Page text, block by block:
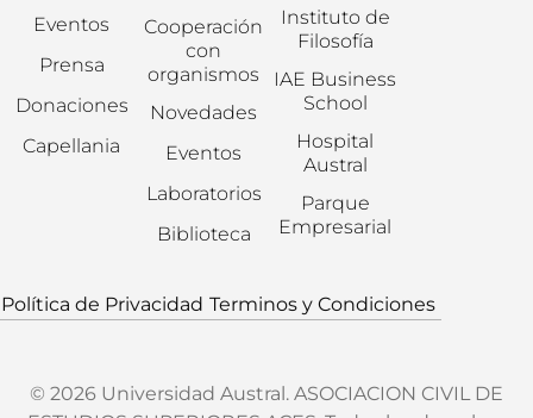
Eventos
Prensa
Donaciones
Capellania
Cooperación
con
organismos
Novedades
Eventos
Laboratorios
Biblioteca
Instituto de
Filosofía
IAE Business
School
Hospital
Austral
Parque
Empresarial
Política de Privacidad Terminos y Condiciones
© 2026 Universidad Austral. ASOCIACION CIVIL DE